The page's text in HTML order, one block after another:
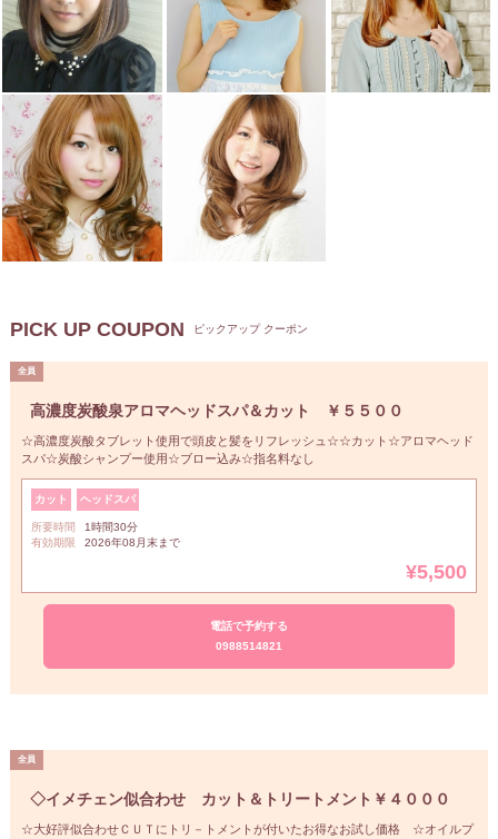
PICK UP COUPON ピックアップ クーポン
高濃度炭酸泉アロマヘッドスパ＆カット ￥５５００
☆高濃度炭酸タブレット使用で頭皮と髪をリフレッシュ☆☆カット☆アロマヘッド
スパ☆炭酸シャンプー使用☆ブロー込み☆指名料なし
カット ヘッドスパ
所要時間
1時間30分
有効期限
2026年08月末まで
¥5,500
電話で予約する
0988514821
◇イメチェン似合わせ カット＆トリートメント￥４０００
☆大好評似合わせＣＵＴにトリ－トメントが付いたお得なお試し価格 ☆オイルプ